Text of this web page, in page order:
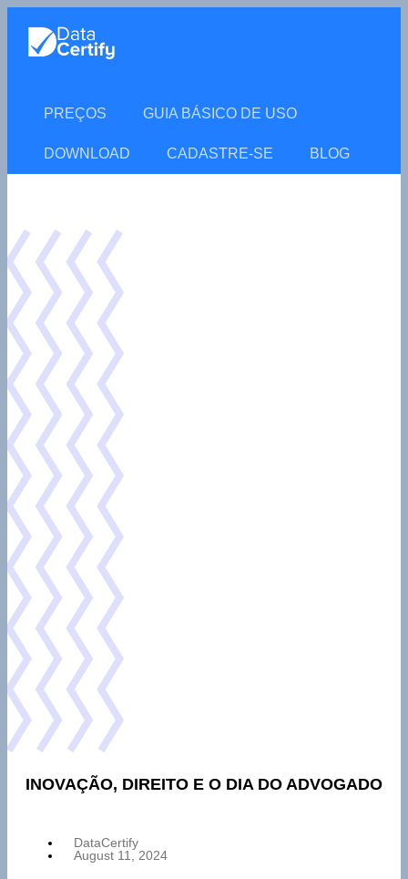
PREÇOS GUIA BÁSICO DE USO
DOWNLOAD CADASTRE-SE BLOG
INOVAÇÃO, DIREITO E O DIA DO ADVOGADO
DataCertify
August 11, 2024